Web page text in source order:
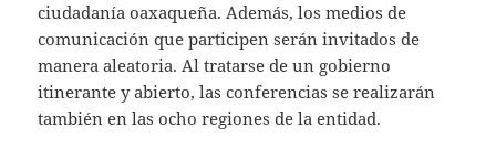
ciudadanía oaxaqueña. Además, los medios de
comunicación que participen serán invitados de
manera aleatoria. Al tratarse de un gobierno
itinerante y abierto, las conferencias se realizarán
también en las ocho regiones de la entidad.